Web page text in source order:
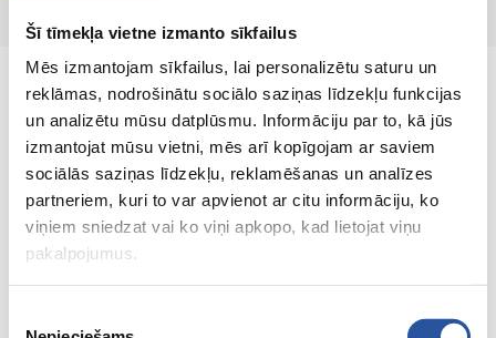
Šī tīmekļa vietne izmanto sīkfailus
Mēs izmantojam sīkfailus, lai personalizētu saturu un
reklāmas, nodrošinātu sociālo saziņas līdzekļu funkcijas
un analizētu mūsu datplūsmu. Informāciju par to, kā jūs
izmantojat mūsu vietni, mēs arī kopīgojam ar saviem
sociālās saziņas līdzekļu, reklamēšanas un analīzes
partneriem, kuri to var apvienot ar citu informāciju, ko
viņiem sniedzat vai ko viņi apkopo, kad lietojat viņu
pakalpojumus.
Интернет-магазин с выгодными ценами и
качественными товарами, где
удовлетворённость клиента является нашей
главной ценностью.
Vse dlja vashego doma i sada!